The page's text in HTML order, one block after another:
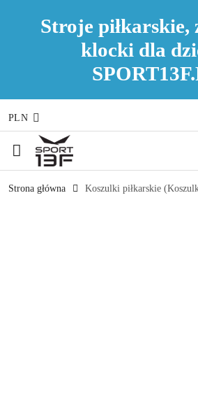
Stroje piłkarskie,
klocki dla
Przejdź do treści głównej
Przejdź do wyszukiwarki
Przejdź do moje konto
Przejdź do menu głównego
Przejdź do opisu produktu
Przejdź do stopki
PLN
Strona główna Koszulki piłkarskie